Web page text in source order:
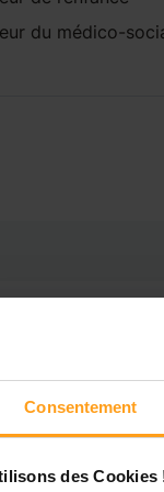
Consentement
des Cookies
du médico-
Vous